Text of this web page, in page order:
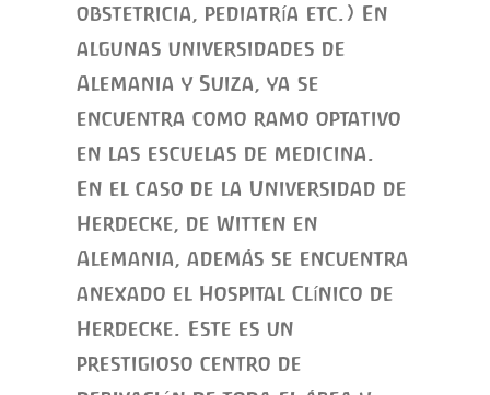
obstetricia, pediatría etc.) En
algunas universidades de
Alemania y Suiza, ya se
encuentra como ramo optativo
en las escuelas de medicina.
En el caso de la Universidad de
Herdecke, de Witten en
Alemania, además se encuentra
anexado el Hospital Clínico de
Herdecke. Este es un
prestigioso centro de